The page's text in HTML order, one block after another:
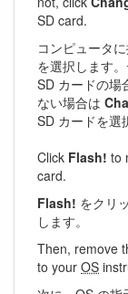
SD card.
コンピュータ
を選択します
SD カードの場
ない場合は
SD カードを選
Click Flash! to
card.
Flash! をクリ
します。
Then, remove
to your OS